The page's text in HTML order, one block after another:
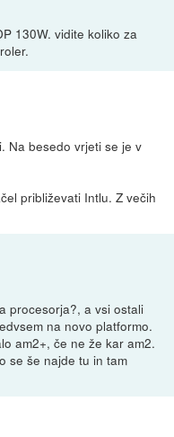
130W. vidite koliko za
Na besedo vrjeti se je v
približevati Intlu. Z večih
procesorja?, a vsi ostali
na novo platformo.
am2+, če ne že kar am2.
se še najde tu in tam